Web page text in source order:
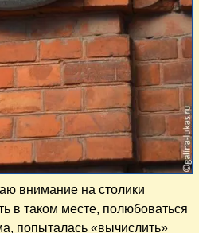
внимание на столики
в таком месте, полюбоваться
попыталась «вычислить»